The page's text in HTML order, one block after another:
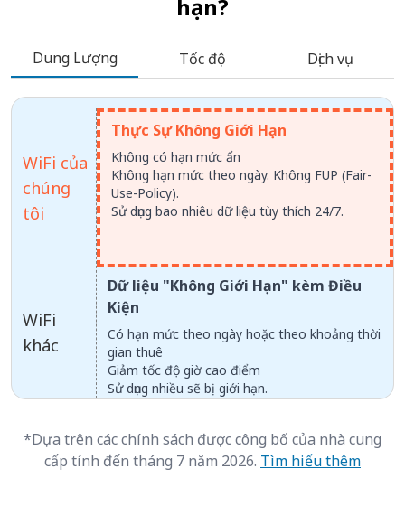
hạn?
Dung Lượng Tốc độ Dịch vụ
WiFi của
chúng
tôi
WiFi
khác
Thực Sự Không Giới Hạn
Không có hạn mức ẩn
Không hạn mức theo ngày. Không FUP (Fair-
Use-Policy).
Sử dụng bao nhiêu dữ liệu tùy thích 24/7.
Dữ liệu "Không Giới Hạn" kèm Điều
Kiện
Có hạn mức theo ngày hoặc theo khoảng thời
gian thuê
Giảm tốc độ giờ cao điểm
Sử dụng nhiều sẽ bị giới hạn.
*Dựa trên các chính sách được công bố của nhà cung
cấp tính đến tháng 7 năm 2026. Tìm hiểu thêm